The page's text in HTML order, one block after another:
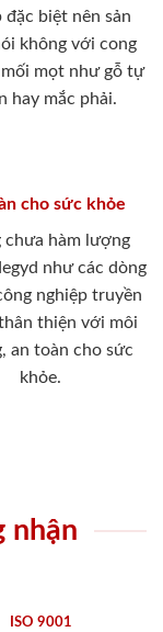
đặc biệt nên sản
không với cong
mọt như gỗ tự
hay mắc phải.
cho sức khỏe
chưa hàm lượng
như các dòng
nghiệp truyền
thiện với môi
an toàn cho sức
khỏe.
nhận
ISO 9001